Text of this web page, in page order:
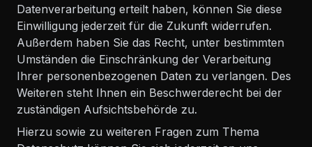
Datenverarbeitung erteilt haben, können Sie diese
Einwilligung jederzeit für die Zukunft widerrufen.
Außerdem haben Sie das Recht, unter bestimmten
Umständen die Einschränkung der Verarbeitung
Ihrer personenbezogenen Daten zu verlangen. Des
Weiteren steht Ihnen ein Beschwerderecht bei der
zuständigen Aufsichtsbehörde zu.
Hierzu sowie zu weiteren Fragen zum Thema